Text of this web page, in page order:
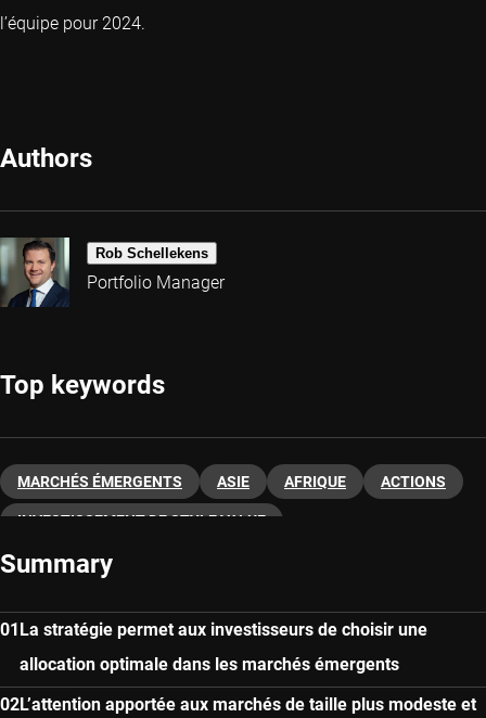
l’équipe pour 2024.
Authors
Rob Schellekens
Portfolio Manager
Top keywords
MARCHÉS ÉMERGENTS ASIE AFRIQUE ACTIONS
INVESTISSEMENT DE STYLE VALUE
Summary
La stratégie permet aux investisseurs de choisir une
allocation optimale dans les marchés émergents
L’attention apportée aux marchés de taille plus modeste et